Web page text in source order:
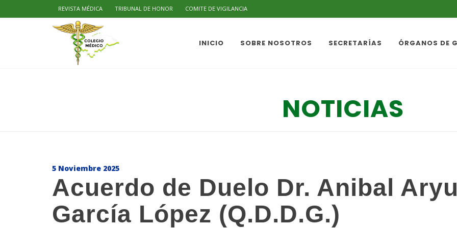
REVISTA MÉDICA TRIBUNAL DE HONOR COMITE DE VIGILANCIA
INICIO SOBRE NOSOTROS SECRETARÍAS ÓRGANOS DE
NOTICIAS
5 Noviembre 2025
Acuerdo de Duelo Dr. Anibal
García López (Q.D.D.G.)